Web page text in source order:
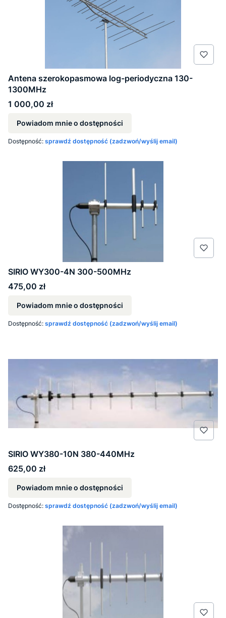
Antena szerokopasmowa log-periodyczna 130-
1300MHz
Cena
1 000,00 zł
Powiadom mnie o dostępności
Dostępność: sprawdź dostępność (zadzwoń/wyślij email)
SIRIO WY300-4N 300-500MHz
Cena
475,00 zł
Powiadom mnie o dostępności
Dostępność: sprawdź dostępność (zadzwoń/wyślij email)
SIRIO WY380-10N 380-440MHz
Cena
625,00 zł
Powiadom mnie o dostępności
Dostępność: sprawdź dostępność (zadzwoń/wyślij email)